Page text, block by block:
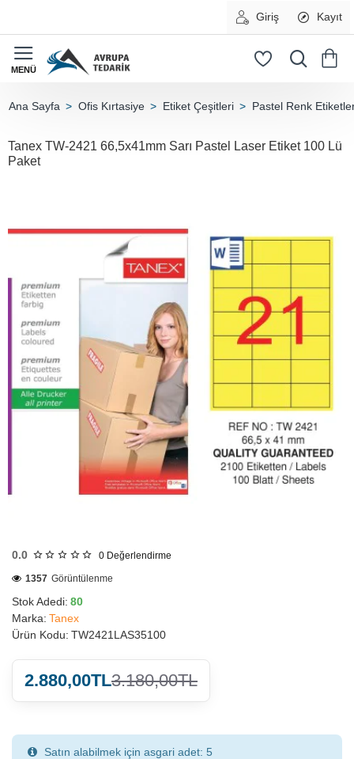
Giriş Kayıt
Ofis Kırtasiye Etiket Çeşitleri Pastel Renk
Tanex TW-2421 66,5x41mm Sarı Pastel Laser Etiket 100 Lü
Paket
0.0 0 Değerlendirme
Stok Adedi: 80
Marka: Tanex
Ürün Kodu: TW2421LAS35100
1357 Görüntülenme
2.880,00TL3.180,00TL
Satın alabilmek için asgari adet: 5